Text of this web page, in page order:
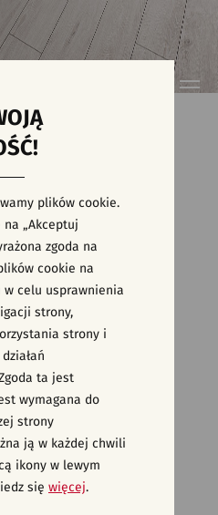
PŁYTEK
plików cookie.
na „Akceptuj
zgoda na
cookie na
w celu usprawnienia
strony,
strony i
ta jest
wymagana do
strony
ją w każdej chwili
ikony w lewym
się więcej.